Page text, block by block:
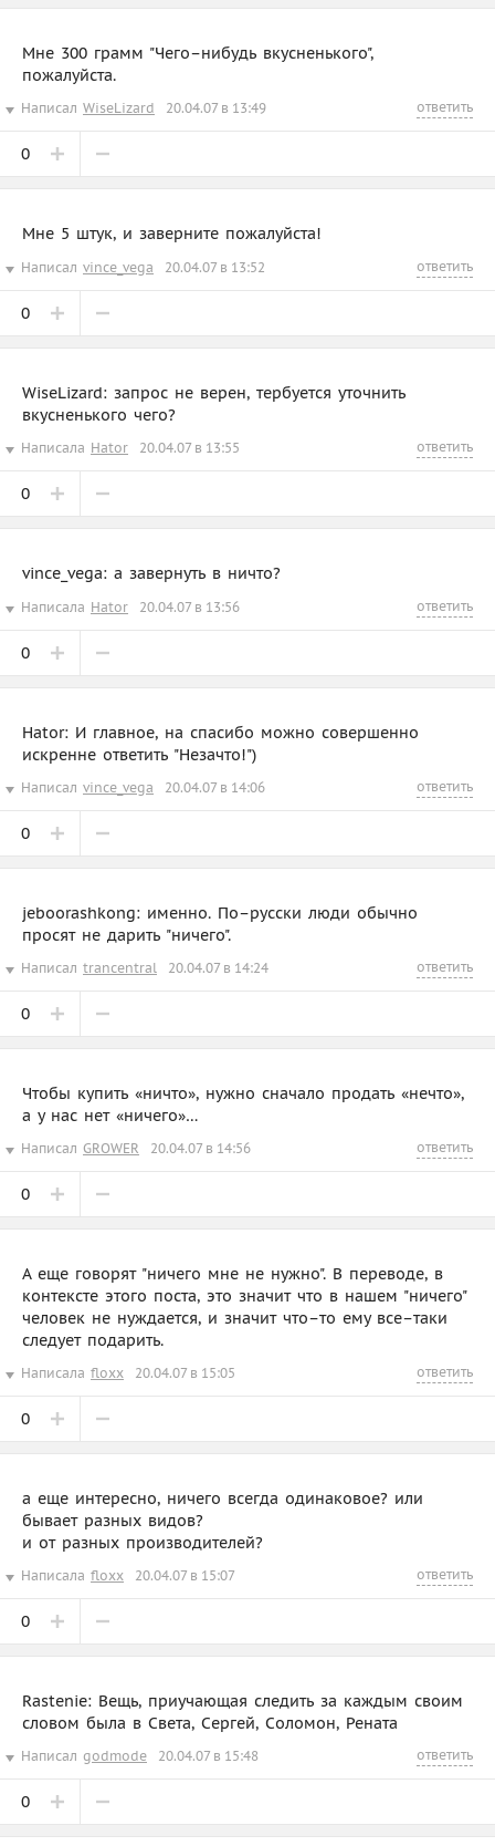
Мне 300 грамм "Чего–нибудь вкусненького",
пожалуйста.
Написал WiseLizard 20.04.07 в 13:49 ответить
0
Мне 5 штук, и заверните пожалуйста!
Написал vince_vega 20.04.07 в 13:52 ответить
0
WiseLizard: запрос не верен, тербуется уточнить
вкусненького чего?
Написала Hator 20.04.07 в 13:55 ответить
0
vince_vega: а завернуть в ничто?
Написала Hator 20.04.07 в 13:56 ответить
0
Hator: И главное, на спасибо можно совершенно
искренне ответить "Незачто!")
Написал vince_vega 20.04.07 в 14:06 ответить
0
jeboorashkong: именно. По–русски люди обычно
просят не дарить "ничего".
Написал trancentral 20.04.07 в 14:24 ответить
0
Чтобы купить «ничто», нужно сначало продать «нечто»,
а у нас нет «ничего»…
Написал GROWER 20.04.07 в 14:56 ответить
0
А еще говорят "ничего мне не нужно". В переводе, в
контексте этого поста, это значит что в нашем "ничего"
человек не нуждается, и значит что–то ему все–таки
следует подарить.
Написала floxx 20.04.07 в 15:05 ответить
0
а еще интересно, ничего всегда одинаковое? или
бывает разных видов?
и от разных производителей?
Написала floxx 20.04.07 в 15:07 ответить
0
Rastenie: Вещь, приучающая следить за каждым своим
словом была в Света, Сергей, Соломон, Рената
Написал godmode 20.04.07 в 15:48 ответить
0